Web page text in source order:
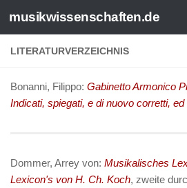
musikwissenschaften.de
LITERATURVERZEICHNIS
Bonanni, Filippo: Gabinetto Armonico
Indicati, spiegati, e di nuovo corretti,
Dommer, Arrey von: Musikalisches
Lexicon's von H. Ch. Koch, zweite